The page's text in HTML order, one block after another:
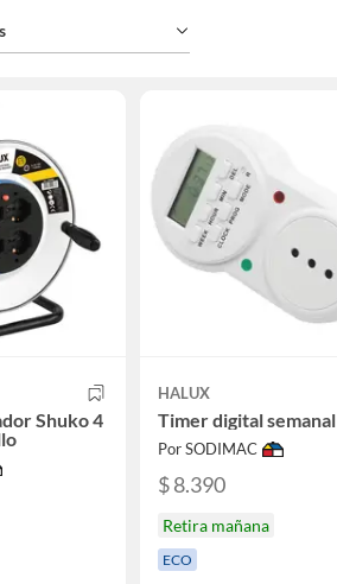
Shuko 4
HALUX
Timer digital semanal
Por SODIMAC
$ 8.390
Retira mañana
ECO